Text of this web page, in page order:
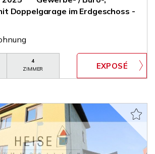
Doppelgarage im Erdgeschoss -
4
ZIMMER